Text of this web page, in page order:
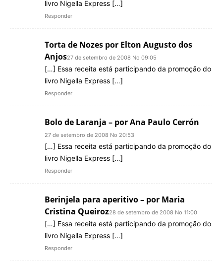
livro Nigella Express […]
Responder
Torta de Nozes por Elton Augusto dos
Anjos27 de setembro de 2008 No 09:05
[…] Essa receita está participando da promoção do
livro Nigella Express […]
Responder
Bolo de Laranja – por Ana Paulo Cerrón
27 de setembro de 2008 No 20:53
[…] Essa receita está participando da promoção do
livro Nigella Express […]
Responder
Berinjela para aperitivo – por Maria
Cristina Queiroz28 de setembro de 2008 No 11:00
[…] Essa receita está participando da promoção do
livro Nigella Express […]
Responder